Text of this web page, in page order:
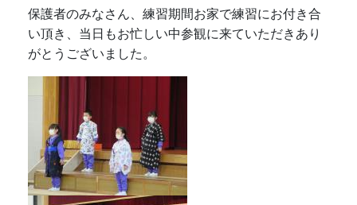
保護者のみなさん、練習期間お家で練習にお付き合
い頂き、当日もお忙しい中参観に来ていただきあり
がとうございました。